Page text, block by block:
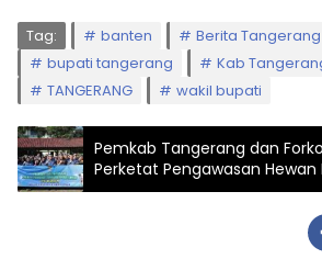
Tag: banten
Berita Tangerang
bupati tangerang
Kab
TANGERANG
wakil bupati
Pemkab Tangerang dan
Perketat Pengawasan Hewan